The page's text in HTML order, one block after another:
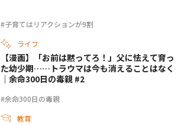
#子育てはリアクションが9割
ライフ
#余命300日の毒親
【漫画】「お前は黙ってろ！」父に怯えて育っ
た幼少期……トラウマは今も消えることはなく
｜余命300日の毒親 #2
教育